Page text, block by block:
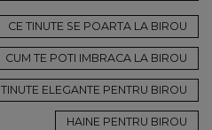
CE TINUTE SE POARTA LA BIROU
CUM TE POTI IMBRACA LA BIROU
TINUTE ELEGANTE PENTRU BIROU
HAINE PENTRU BIROU